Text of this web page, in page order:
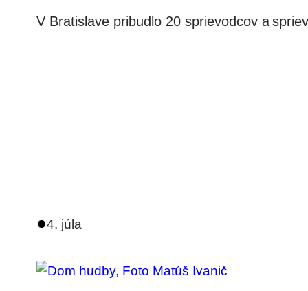
V Bratislave pribudlo 20 sprievodcov a
4. júla